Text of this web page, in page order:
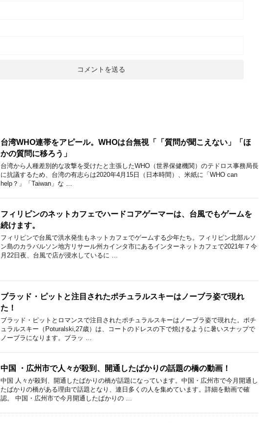
台湾WHO連帯をアピール。WHOは台無視「「質問が聞こえない」「ほ
かの質問に移ろう」
台湾から人種差別的な攻撃を受けたと主張したWHO（世界保健機関）のテドロス事務局長
に抗議するため、台湾の有志らは2020年4月15日（日本時間）、米紙に「WHO can
help？」「Taiwan」な …
フィリピンのネットカフェでハードコアゲーマーは、台風でもゲームを
続けます。
フィリピンで台風で洪水発生もネットカフェでゲームする少年たち。フィリピン北部ルソ
ン島のカラバルソン地方リサール州カインタ市にあるインターネットカフェで2021年７今
月22日夜、台風で店が浸水しているに …
ブラッド・ピットと注目されたポチュラルスキーはノーブラ姿で現れ
た！
ブラッド・ピットとロマンスで注目されたポチュラルスキーはノーブラ姿で現れた。ポチ
ュラルスキー（Poturalski,27歳）は、コートのドレスの下で焼けるように暑いスナップで
ノーブラになります。ブラッ …
中国 ・広州市で人々が殺到、開通したばかりの話題の橋の動画！
中国 人々が殺到、開通したばかりの橋が話題になっています。中国・広州市で今月開通し
たばかりの橋がある理由で話題となり、連日多くの人を集めています。詳細を動画で確
認。 中国・広州市で今月開通したばかりの …